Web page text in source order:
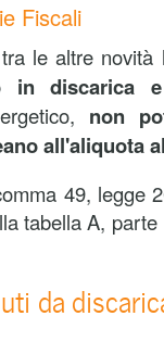
Fiscali
tra le altre
in discarica e
non
all'aliquota
49, legge
tabella A,
da